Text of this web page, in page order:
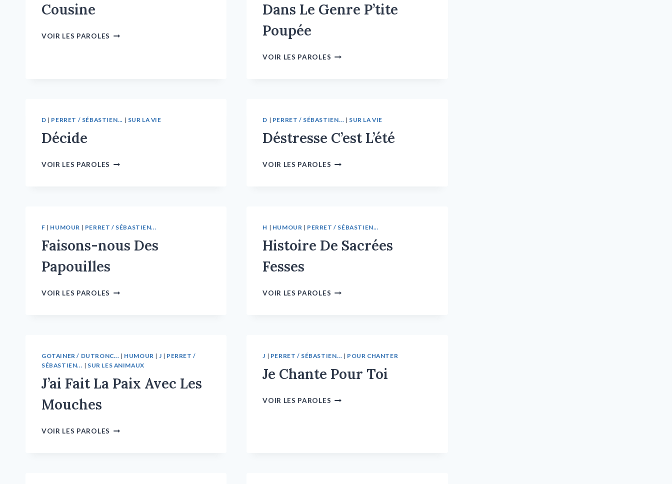
Cousine
VOIR LES PAROLES
Dans Le Genre P’tite
Poupée
VOIR LES PAROLES
D | PERRET / SÉBASTIEN... | SUR LA VIE
Décide
VOIR LES PAROLES
D | PERRET / SÉBASTIEN... | SUR LA VIE
Déstresse C’est L’été
VOIR LES PAROLES
F | HUMOUR | PERRET / SÉBASTIEN...
Faisons-nous Des
Papouilles
VOIR LES PAROLES
H | HUMOUR | PERRET / SÉBASTIEN...
Histoire De Sacrées
Fesses
VOIR LES PAROLES
GOTAINER / DUTRONC... | HUMOUR | J | PERRET /
SÉBASTIEN... | SUR LES ANIMAUX
J’ai Fait La Paix Avec Les
Mouches
VOIR LES PAROLES
J | PERRET / SÉBASTIEN... | POUR CHANTER
Je Chante Pour Toi
VOIR LES PAROLES